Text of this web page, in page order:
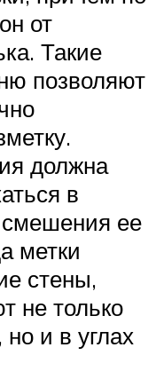
от
Такие
позволяют
должна
в
смешения ее
метки
стены,
не только
и в углах